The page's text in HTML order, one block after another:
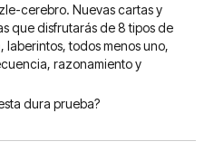
cerebro. Nuevas cartas y
que disfrutarás de 8 tipos de
laberintos, todos menos uno,
razonamiento y
dura prueba?